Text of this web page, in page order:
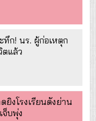
ก! นร. ผู้ก่อเหตุก
ตแล้ว
ยิงโรงเรียนดังย่าน
จ็บพุ่ง